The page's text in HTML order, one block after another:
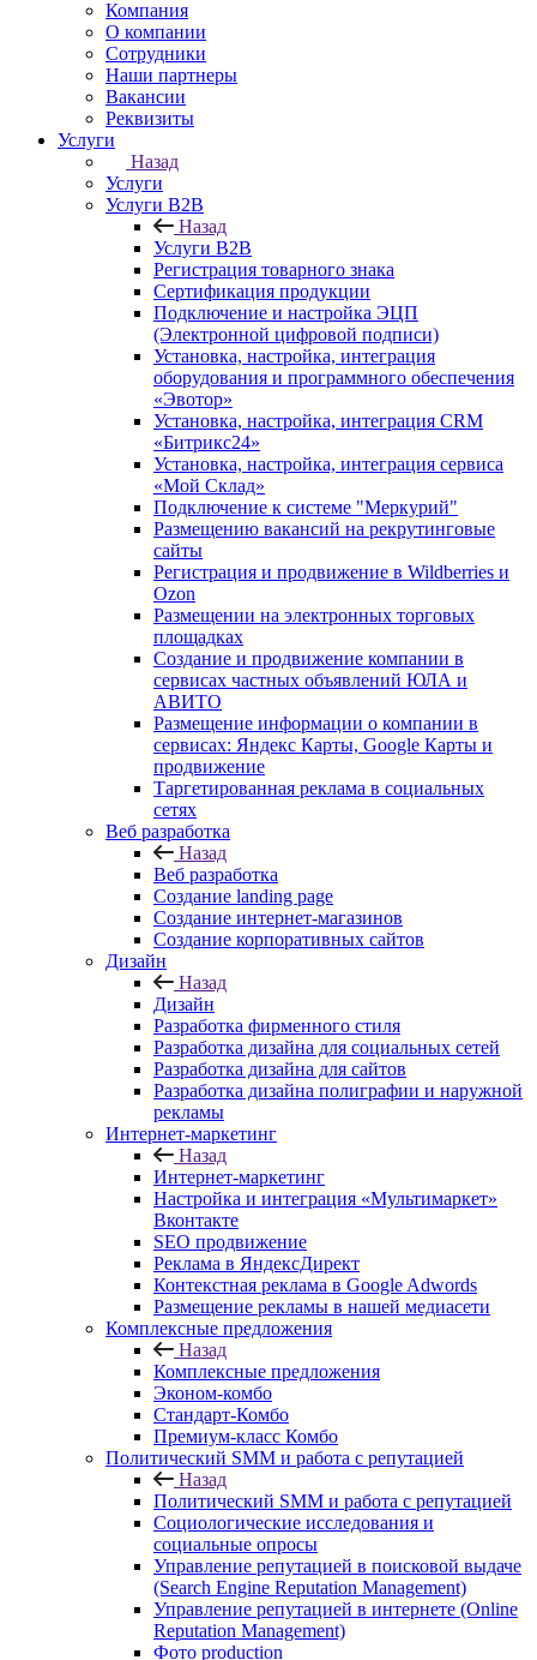
Компания
О компании
Сотрудники
Наши партнеры
Вакансии
Реквизиты
Услуги
Назад
Услуги
Услуги B2B
Назад
Услуги B2B
Регистрация товарного знака
Сертификация продукции
Подключение и настройка ЭЦП
(Электронной цифровой подписи)
Установка, настройка, интеграция
оборудования и программного обеспечения
«Эвотор»
Установка, настройка, интеграция CRM
«Битрикс24»
Установка, настройка, интеграция сервиса
«Мой Склад»
Подключение к системе "Меркурий"
Размещению вакансий на рекрутинговые
сайты
Регистрация и продвижение в Wildberries и
Ozon
Размещении на электронных торговых
площадках
Создание и продвижение компании в
сервисах частных объявлений ЮЛА и
АВИТО
Размещение информации о компании в
сервисах: Яндекс Карты, Google Карты и
продвижение
Таргетированная реклама в социальных
сетях
Веб разработка
Назад
Веб разработка
Создание landing page
Создание интернет-магазинов
Создание корпоративных сайтов
Дизайн
Назад
Дизайн
Разработка фирменного стиля
Разработка дизайна для социальных сетей
Разработка дизайна для сайтов
Разработка дизайна полиграфии и наружной
рекламы
Интернет-маркетинг
Назад
Интернет-маркетинг
Настройка и интеграция «Мультимаркет»
Вконтакте
SEO продвижение
Реклама в ЯндексДирект
Контекстная реклама в Google Adwords
Размещение рекламы в нашей медиасети
Комплексные предложения
Назад
Комплексные предложения
Эконом-комбо
Стандарт-Комбо
Премиум-класс Комбо
Политический SMM и работа с репутацией
Назад
Политический SMM и работа с репутацией
Социологические исследования и
социальные опросы
Управление репутацией в поисковой выдаче
(Search Engine Reputation Management)
Управление репутацией в интернете (Online
Reputation Management)
Фото production